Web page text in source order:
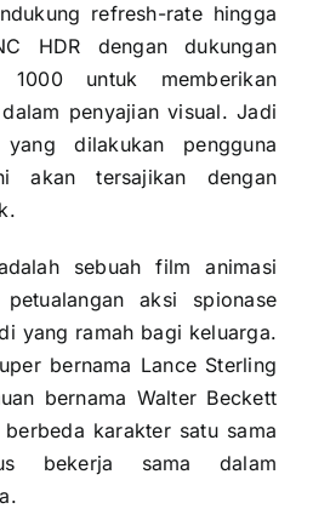
refresh-rate hingga
HDR dengan dukungan
1000 untuk memberikan
penyajian visual. Jadi
dilakukan pengguna
akan tersajikan dengan
sebuah film animasi
aksi spionase
yang ramah bagi keluarga.
bernama Lance Sterling
bernama Walter Beckett
karakter satu sama
bekerja sama dalam